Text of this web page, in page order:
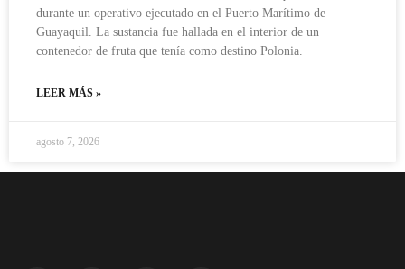
durante un operativo ejecutado en el Puerto Marítimo de
Guayaquil. La sustancia fue hallada en el interior de un
contenedor de fruta que tenía como destino Polonia.
LEER MÁS »
agosto 7, 2026